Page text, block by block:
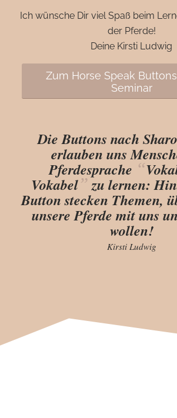
Ich wünsche Dir viel Spaß beim
der Pferde!
Deine Kirsti Ludwig
Zum Horse Speak
Seminar
Die Buttons nach
erlauben uns
Pferdesprache “
Vokabel” zu lernen:
Button stecken Themen,
unsere Pferde mit uns
wollen!
Kirsti Ludwig